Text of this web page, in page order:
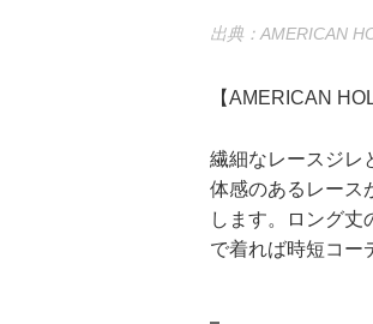
出典：AMERICAN
【AMERICAN
繊細なレースジレ
体感のあるレース
します。ロング
で着れば時短コー